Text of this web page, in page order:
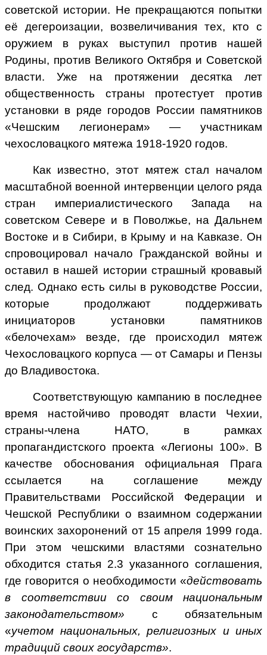
советской истории. Не прекращаются попытки
её дегероизации, возвеличивания тех, кто с
оружием в руках выступил против нашей
Родины, против Великого Октября и Советской
власти. Уже на протяжении десятка лет
общественность страны протестует против
установки в ряде городов России памятников
«Чешским легионерам» — участникам
чехословацкого мятежа 1918-1920 годов.
Как известно, этот мятеж стал началом
масштабной военной интервенции целого ряда
стран империалистического Запада на
советском Севере и в Поволжье, на Дальнем
Востоке и в Сибири, в Крыму и на Кавказе. Он
спровоцировал начало Гражданской войны и
оставил в нашей истории страшный кровавый
след. Однако есть силы в руководстве России,
которые продолжают поддерживать
инициаторов установки памятников
«белочехам» везде, где происходил мятеж
Чехословацкого корпуса — от Самары и Пензы
до Владивостока.
Соответствующую кампанию в последнее
время настойчиво проводят власти Чехии,
страны-члена НАТО, в рамках
пропагандистского проекта «Легионы 100». В
качестве обоснования официальная Прага
ссылается на соглашение между
Правительствами Российской Федерации и
Чешской Республики о взаимном содержании
воинских захоронений от 15 апреля 1999 года.
При этом чешскими властями сознательно
обходится статья 2.3 указанного соглашения,
где говорится о необходимости «действовать
в соответствии со своим национальным
законодательством» с обязательным
«учетом национальных, религиозных и иных
традиций своих государств».